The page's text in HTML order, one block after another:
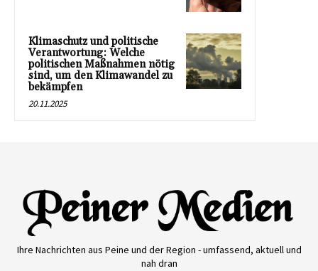
Klimaschutz und politische
Verantwortung: Welche
politischen Maßnahmen nötig
sind, um den Klimawandel zu
bekämpfen
20.11.2025
Ihre Nachrichten aus Peine und der Region - umfassend, aktuell und
nah dran